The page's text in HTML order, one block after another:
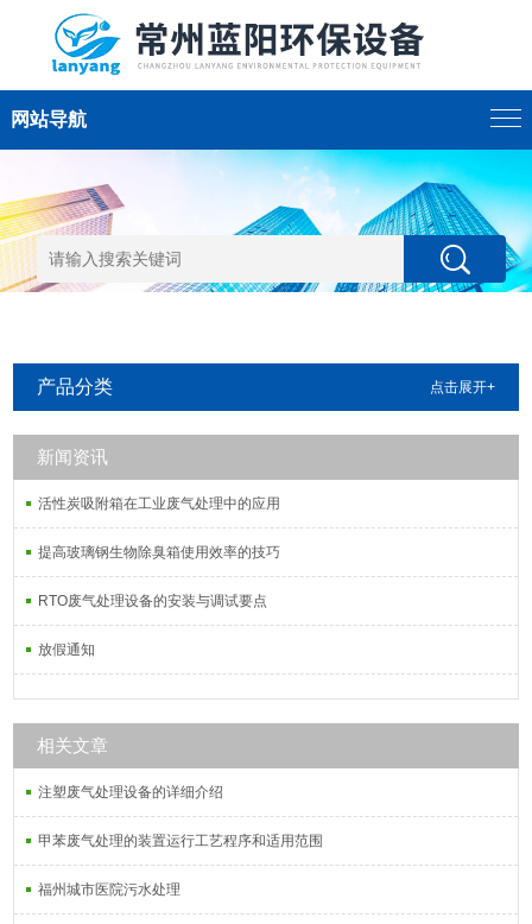
网站导航
产品分类 点击展开+
新闻资讯
活性炭吸附箱在工业废气处理中的应用
提高玻璃钢生物除臭箱使用效率的技巧
RTO废气处理设备的安装与调试要点
放假通知
相关文章
注塑废气处理设备的详细介绍
甲苯废气处理的装置运行工艺程序和适用范围
福州城市医院污水处理